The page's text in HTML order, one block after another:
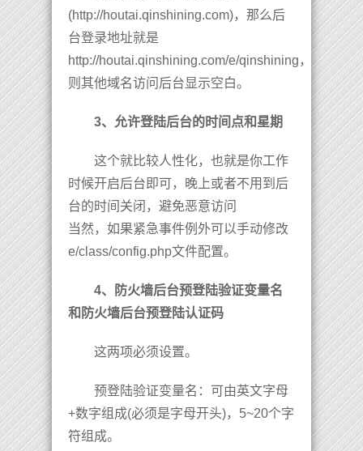
(http://houtai.qinshining.com)，那么后
台登录地址就是
http://houtai.qinshining.com/e/qinshining，
则其他域名访问后台显示空白。
3、允许登陆后台的时间点和星期
这个就比较人性化，也就是你工作
时候开启后台即可，晚上或者不用到后
台的时间关闭，避免恶意访问
当然，如果紧急事件例外可以手动修改
e/class/config.php文件配置。
4、防火墙后台预登陆验证变量名
和防火墙后台预登陆认证码
这两项必须设置。
预登陆验证变量名：可由英文字母
+数字组成(必须是字母开头)，5~20个字
符组成。